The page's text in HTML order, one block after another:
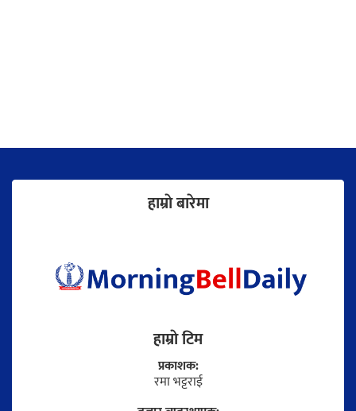
हाम्राे बारेमा
हाम्राे टिम
प्रकाशक:
रमा भट्टराई